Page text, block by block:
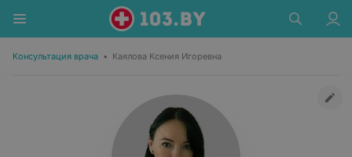
Консультация врача • Каялова Ксения Игоревна